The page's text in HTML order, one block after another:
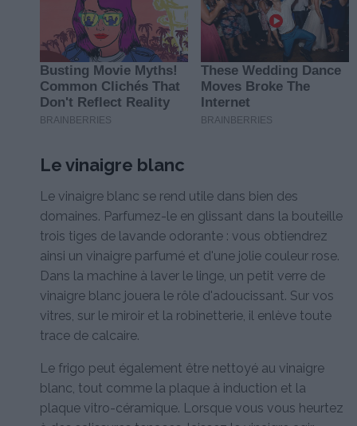
Le vinaigre blanc
Le vinaigre blanc se rend utile dans bien des
domaines. Parfumez-le en glissant dans la bouteille
trois tiges de lavande odorante : vous obtiendrez
ainsi un vinaigre parfumé et d'une jolie couleur rose.
Dans la machine à laver le linge, un petit verre de
vinaigre blanc jouera le rôle d'adoucissant. Sur vos
vitres, sur le miroir et la robinetterie, il enlève toute
trace de calcaire.
Le frigo peut également être nettoyé au vinaigre
blanc, tout comme la plaque à induction et la
plaque vitro-céramique. Lorsque vous vous heurtez